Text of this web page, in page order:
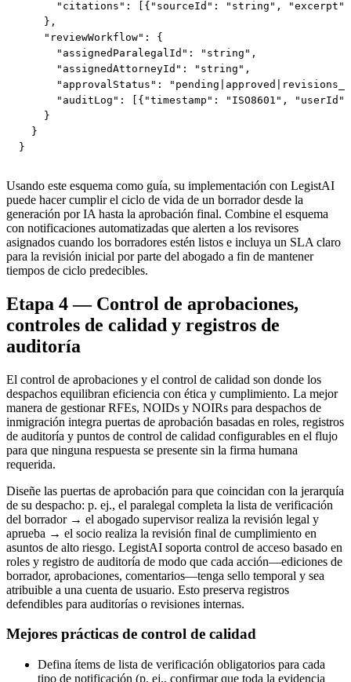
"citations": [{"sourceId": "string",
    },
    "reviewWorkflow": {
      "assignedParalegalId": "string",
      "assignedAttorneyId": "string",
"approvalStatus":
"auditLog": [{"timestamp": "ISO8601",
    }
  }
}
Usando este esquema como guía, su implementación con LegistAI
puede hacer cumplir el ciclo de vida de un borrador desde la
generación por IA hasta la aprobación final. Combine el esquema
con notificaciones automatizadas que alerten a los revisores
asignados cuando los borradores estén listos e incluya un SLA claro
para la revisión inicial por parte del abogado a fin de mantener
tiempos de ciclo predecibles.
Etapa 4 — Control de aprobaciones,
controles de calidad y registros de
auditoría
El control de aprobaciones y el control de calidad son donde los
despachos equilibran eficiencia con ética y cumplimiento. La mejor
manera de gestionar RFEs, NOIDs y NOIRs para despachos de
inmigración integra puertas de aprobación basadas en roles, registros
de auditoría y puntos de control de calidad configurables en el flujo
para que ninguna respuesta se presente sin la firma humana
requerida.
Diseñe las puertas de aprobación para que coincidan con la jerarquía
de su despacho: p. ej., el paralegal completa la lista de verificación
del borrador → el abogado supervisor realiza la revisión legal y
aprueba → el socio realiza la revisión final de cumplimiento en
asuntos de alto riesgo. LegistAI soporta control de acceso basado en
roles y registro de auditoría de modo que cada acción—ediciones de
borrador, aprobaciones, comentarios—tenga sello temporal y sea
atribuible a una cuenta de usuario. Esto preserva registros
defendibles para auditorías o revisiones internas.
Mejores prácticas de control de calidad
Defina ítems de lista de verificación obligatorios para cada
tipo de notificación (p. ej., confirmar que toda la evidencia